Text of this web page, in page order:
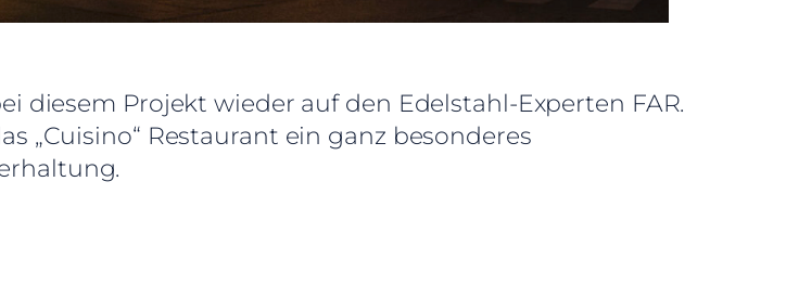
diesem Projekt wieder auf den Edelstahl-Experten FAR.
„Cuisino“ Restaurant ein ganz besonderes